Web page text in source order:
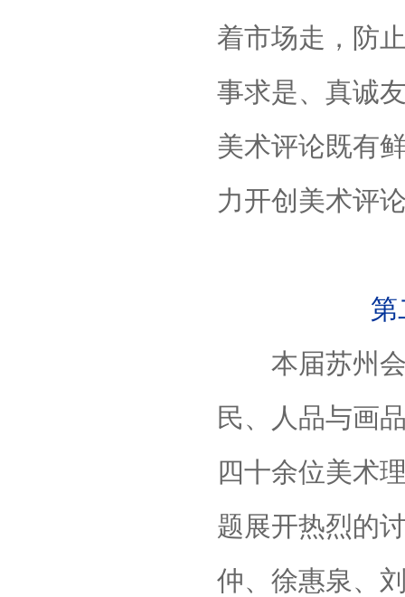
着市场走，防
事求是、真诚
美术评论既有
力开创美术评
第
本届苏州会
民、人品与画
四十余位美术
题展开热烈的
仲、徐惠泉、